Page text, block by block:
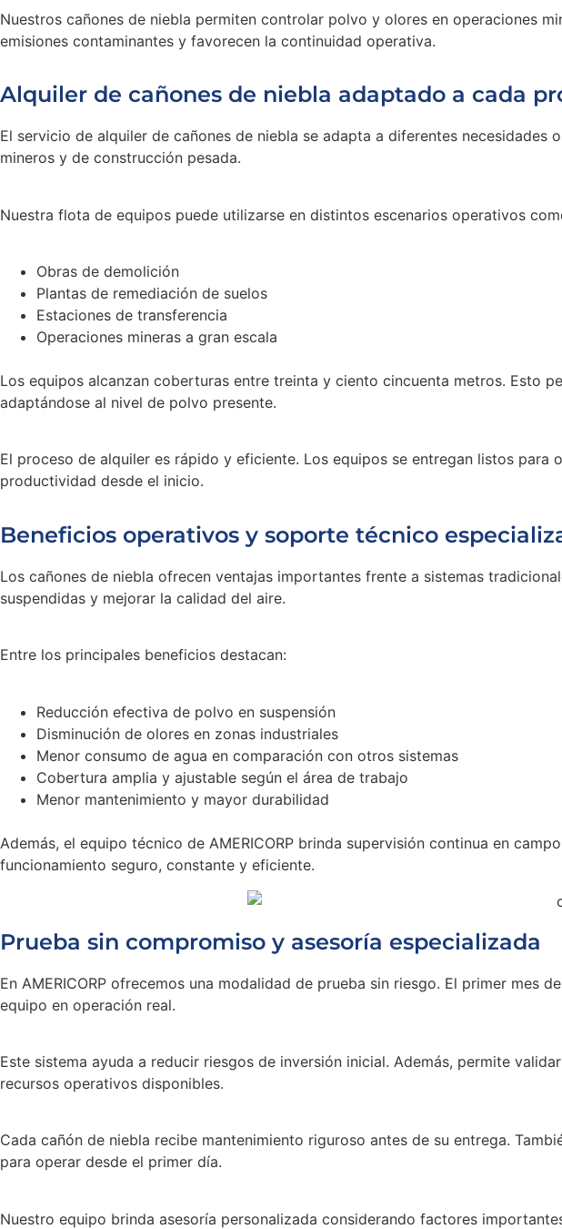
Nuestros cañones de niebla permiten controlar polvo y olores en operaciones
emisiones contaminantes y favorecen la continuidad operativa.
Alquiler de cañones de niebla adaptado a cada
El servicio de alquiler de cañones de niebla se adapta a diferentes
mineros y de construcción pesada.
Nuestra flota de equipos puede utilizarse en distintos escenarios operativos
Obras de demolición
Plantas de remediación de suelos
Estaciones de transferencia
Operaciones mineras a gran escala
Los equipos alcanzan coberturas entre treinta y ciento cincuenta metros. Esto
adaptándose al nivel de polvo presente.
El proceso de alquiler es rápido y eficiente. Los equipos se entregan listos
productividad desde el inicio.
Beneficios operativos y soporte técnico
Los cañones de niebla ofrecen ventajas importantes frente a sistemas
suspendidas y mejorar la calidad del aire.
Entre los principales beneficios destacan:
Reducción efectiva de polvo en suspensión
Disminución de olores en zonas industriales
Menor consumo de agua en comparación con otros sistemas
Cobertura amplia y ajustable según el área de trabajo
Menor mantenimiento y mayor durabilidad
Además, el equipo técnico de AMERICORP brinda supervisión continua en
funcionamiento seguro, constante y eficiente.
Prueba sin compromiso y asesoría especializada
En AMERICORP ofrecemos una modalidad de prueba sin riesgo. El primer
equipo en operación real.
Este sistema ayuda a reducir riesgos de inversión inicial. Además, permite
recursos operativos disponibles.
Cada cañón de niebla recibe mantenimiento riguroso antes de su entrega.
para operar desde el primer día.
Nuestro equipo brinda asesoría personalizada considerando factores